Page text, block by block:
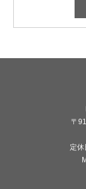
〒
定